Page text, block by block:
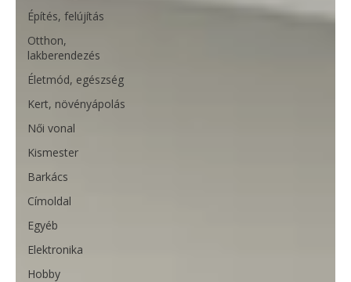
Építés, felújítás
Otthon,
lakberendezés
Életmód, egészség
Kert, növényápolás
Női vonal
Kismester
Barkács
Címoldal
Egyéb
Elektronika
Hobby